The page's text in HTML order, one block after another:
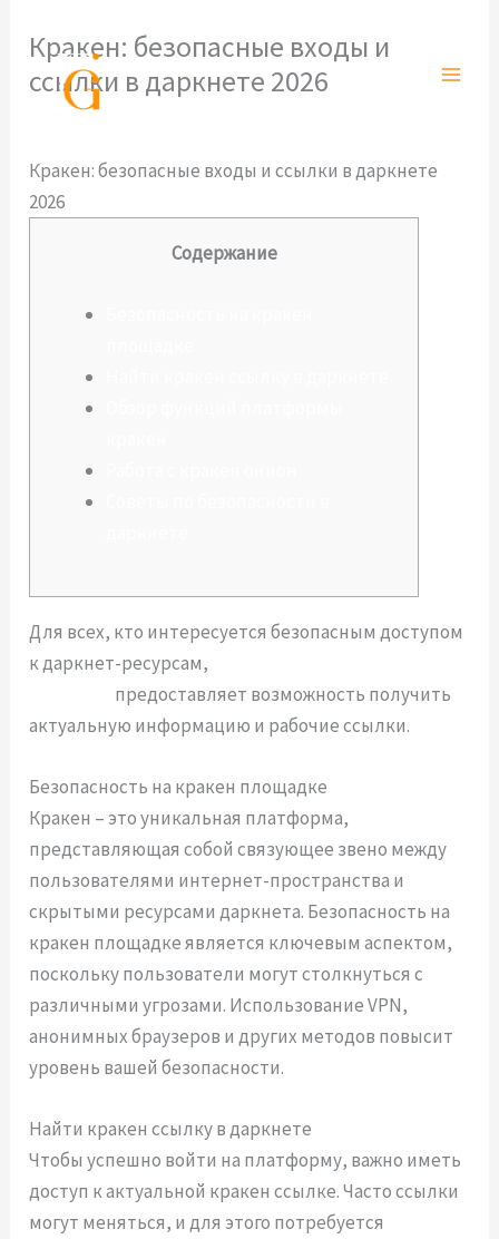
contenido
Кракен: безопасные входы и
ссылки в даркнете 2026
Кракен: безопасные входы и ссылки в даркнете
2026
Содержание
Для всех, кто интересуется безопасным доступом
к даркнет-ресурсам,
предоставляет возможность получить
актуальную информацию и рабочие ссылки.
Безопасность на кракен площадке
Кракен – это уникальная платформа,
представляющая собой связующее звено между
пользователями интернет-пространства и
скрытыми ресурсами даркнета. Безопасность на
кракен площадке является ключевым аспектом,
поскольку пользователи могут столкнуться с
различными угрозами. Использование VPN,
анонимных браузеров и других методов повысит
уровень вашей безопасности.
Найти кракен ссылку в даркнете
Чтобы успешно войти на платформу, важно иметь
доступ к актуальной кракен ссылке. Часто ссылки
могут меняться, и для этого потребуется